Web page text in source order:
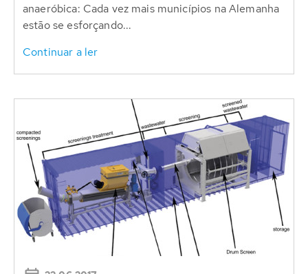
anaeróbica: Cada vez mais municípios na Alemanha
estão se esforçando...
Continuar a ler